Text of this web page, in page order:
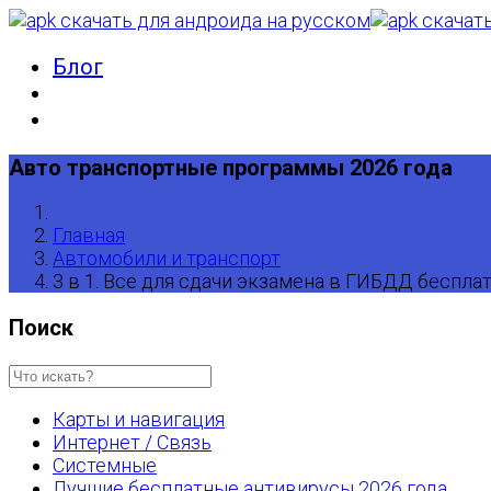
Блог
Авто транспортные программы 2026 года
Главная
Автомобили и транспорт
3 в 1. Все для сдачи экзамена в ГИБДД
Поиск
Карты и навигация
Интернет / Связь
Системные